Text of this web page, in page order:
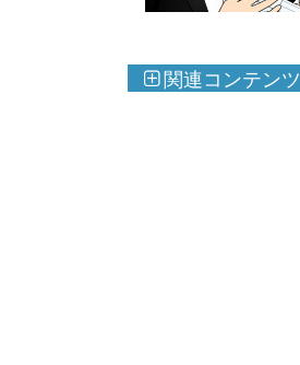
関連コンテンツ